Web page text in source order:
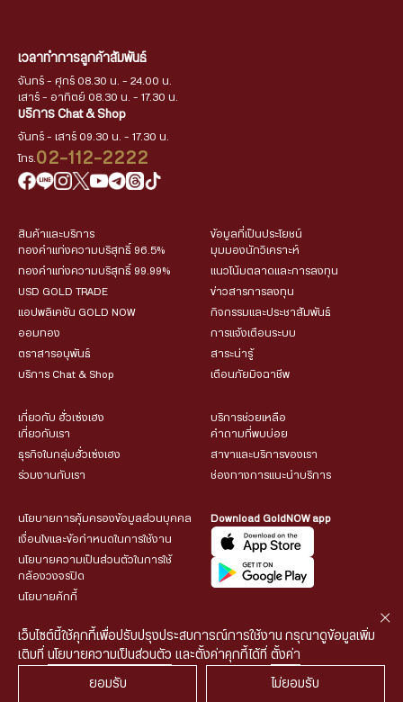
เวลาทำการลูกค้าสัมพันธ์
จันทร์ - ศุกร์ 08.30 น. - 24.00 น.
เสาร์ - อาทิตย์ 08.30 น. - 17.30 น.
บริการ Chat & Shop
จันทร์ - เสาร์ 09.30 น. - 17.30 น.
โทร. 02-112-2222
สินค้าและบริการ
ทองคำแท่งความบริสุทธิ์ 96.5%
ทองคำแท่งความบริสุทธิ์ 99.99%
USD GOLD TRADE
แอปพลิเคชัน GOLD NOW
ออมทอง
ตราสารอนุพันธ์
บริการ Chat & Shop
ข้อมูลที่เป็นประโยชน์
มุมมองนักวิเคราะห์
แนวโน้มตลาดและการลงทุน
ข่าวสารการลงทุน
กิจกรรมและประชาสัมพันธ์
การแจ้งเตือนระบบ
สาระน่ารู้
เตือนภัยมิจฉาชีพ
เกี่ยวกับ ฮั่วเซ่งเฮง
เกี่ยวกับเรา
ธุรกิจในกลุ่มฮั่วเซ่งเฮง
ร่วมงานกับเรา
บริการช่วยเหลือ
คำถามที่พบบ่อย
สาขาและบริการของเรา
ช่องทางการแนะนำบริการ
นโยบายการคุ้มครองข้อมูลส่วนบุคคล
เงื่อนไขและข้อกำหนดในการใช้งาน
นโยบายความเป็นส่วนตัวในการใช้
กล้องวงจรปิด
นโยบายคุ้กกี้
Download GoldNOW app
© 2026 HUA SENG HENG CO.,LTD. All rights reserved.| Web::*
เว็บไซต์นี้ใช้คุกกี้เพื่อปรับปรุงประสบการณ์การใช้งาน กรุณาดูข้อมูลเพิ่ม
เติมที่ นโยบายความเป็นส่วนตัว และตั้งค่าคุกกี้ได้ที่ ตั้งค่า
ไม่ยอมรับ
ยอมรับ